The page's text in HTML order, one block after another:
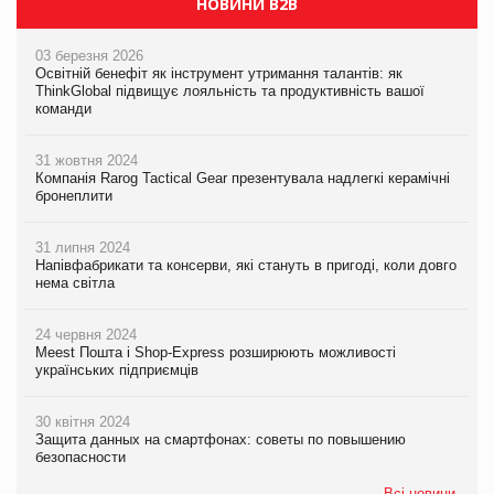
03 березня 2026
Освітній бенефіт як інструмент утримання талантів: як
ThinkGlobal підвищує лояльність та продуктивність вашої
команди
31 жовтня 2024
Компанія Rarog Tactical Gear презентувала надлегкі керамічні
бронеплити
31 липня 2024
Напівфабрикати та консерви, які стануть в пригоді, коли довго
нема світла
24 червня 2024
Meest Пошта і Shop-Express розширюють можливості
українських підприємців
30 квітня 2024
Защита данных на смартфонах: советы по повышению
безопасности